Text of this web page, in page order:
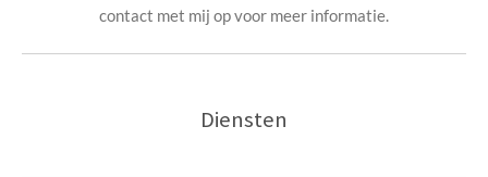
contact met mij op voor meer informatie.
Diensten